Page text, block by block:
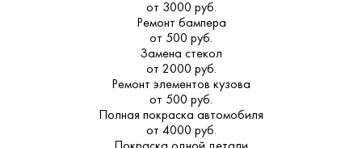
от 3000 руб.
Ремонт бампера
от 500 руб.
Замена стекол
от 2000 руб.
Ремонт элементов кузова
от 500 руб.
Полная покраска автомобиля
от 4000 руб.